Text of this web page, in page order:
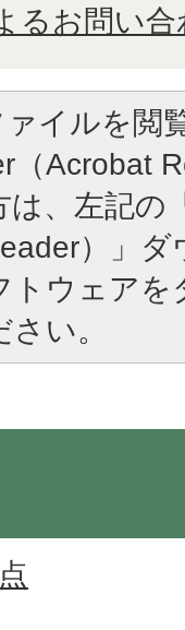
るお問い合
ァイルを閲
（Acrobat
、左記の
）」
トウェア
い。